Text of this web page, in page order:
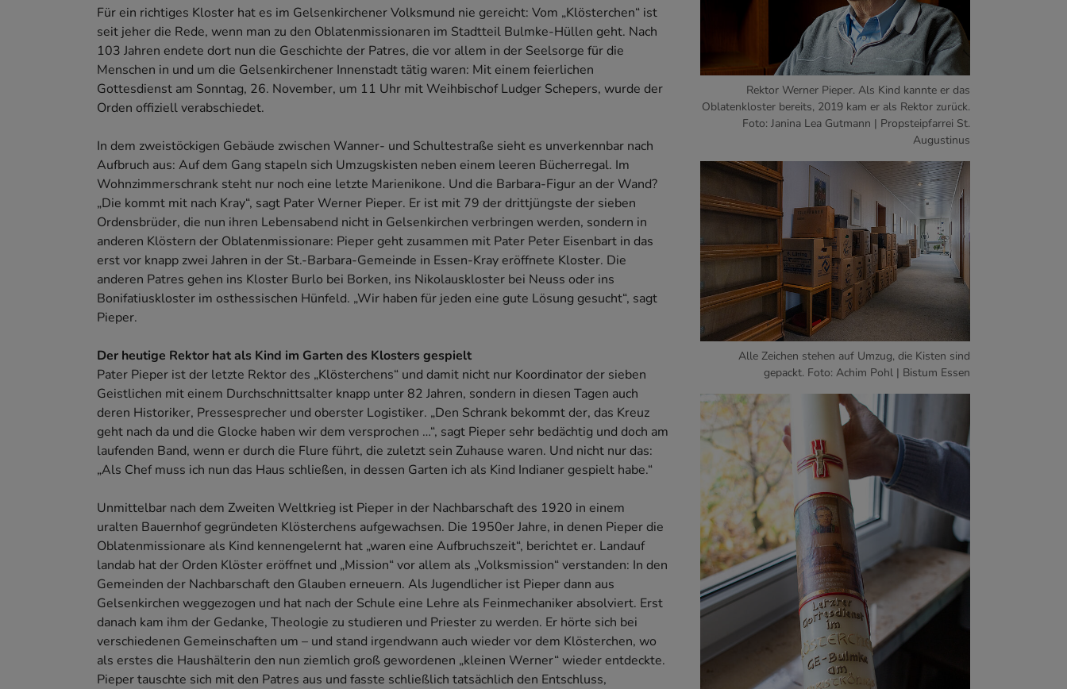
Für ein richtiges Kloster hat es im Gelsenkirchener Volksmund nie gereicht: Vom „Klösterchen“ ist
seit jeher die Rede, wenn man zu den Oblatenmissionaren im Stadtteil Bulmke-Hüllen geht. Nach
103 Jahren endete dort nun die Geschichte der Patres, die vor allem in der Seelsorge für die
Menschen in und um die Gelsenkirchener Innenstadt tätig waren: Mit einem feierlichen
Gottesdienst am Sonntag, 26. November, um 11 Uhr mit Weihbischof Ludger Schepers, wurde der
Orden offiziell verabschiedet.
In dem zweistöckigen Gebäude zwischen Wanner- und Schultestraße sieht es unverkennbar nach
Aufbruch aus: Auf dem Gang stapeln sich Umzugskisten neben einem leeren Bücherregal. Im
Wohnzimmerschrank steht nur noch eine letzte Marienikone. Und die Barbara-Figur an der Wand?
„Die kommt mit nach Kray“, sagt Pater Werner Pieper. Er ist mit 79 der drittjüngste der sieben
Ordensbrüder, die nun ihren Lebensabend nicht in Gelsenkirchen verbringen werden, sondern in
anderen Klöstern der Oblatenmissionare: Pieper geht zusammen mit Pater Peter Eisenbart in das
erst vor knapp zwei Jahren in der St.-Barbara-Gemeinde in Essen-Kray eröffnete Kloster. Die
anderen Patres gehen ins Kloster Burlo bei Borken, ins Nikolauskloster bei Neuss oder ins
Bonifatiuskloster im osthessischen Hünfeld. „Wir haben für jeden eine gute Lösung gesucht“, sagt
Pieper.
Der heutige Rektor hat als Kind im Garten des Klosters gespielt
Pater Pieper ist der letzte Rektor des „Klösterchens“ und damit nicht nur Koordinator der sieben
Geistlichen mit einem Durchschnittsalter knapp unter 82 Jahren, sondern in diesen Tagen auch
deren Historiker, Pressesprecher und oberster Logistiker. „Den Schrank bekommt der, das Kreuz
geht nach da und die Glocke haben wir dem versprochen …“, sagt Pieper sehr bedächtig und doch am
laufenden Band, wenn er durch die Flure führt, die zuletzt sein Zuhause waren. Und nicht nur das:
„Als Chef muss ich nun das Haus schließen, in dessen Garten ich als Kind Indianer gespielt habe.“
Unmittelbar nach dem Zweiten Weltkrieg ist Pieper in der Nachbarschaft des 1920 in einem
uralten Bauernhof gegründeten Klösterchens aufgewachsen. Die 1950er Jahre, in denen Pieper die
Oblatenmissionare als Kind kennengelernt hat „waren eine Aufbruchszeit“, berichtet er. Landauf
landab hat der Orden Klöster eröffnet und „Mission“ vor allem als „Volksmission“ verstanden: In den
Gemeinden der Nachbarschaft den Glauben erneuern. Als Jugendlicher ist Pieper dann aus
Gelsenkirchen weggezogen und hat nach der Schule eine Lehre als Feinmechaniker absolviert. Erst
danach kam ihm der Gedanke, Theologie zu studieren und Priester zu werden. Er hörte sich bei
verschiedenen Gemeinschaften um – und stand irgendwann auch wieder vor dem Klösterchen, wo
als erstes die Haushälterin den nun ziemlich groß gewordenen „kleinen Werner“ wieder entdeckte.
Pieper tauschte sich mit den Patres aus und fasste schließlich tatsächlich den Entschluss,
Rektor Werner Pieper. Als Kind kannte er das
Oblatenkloster bereits, 2019 kam er als Rektor zurück.
Foto: Janina Lea Gutmann | Propsteipfarrei St.
Augustinus
Alle Zeichen stehen auf Umzug, die Kisten sind
gepackt. Foto: Achim Pohl | Bistum Essen